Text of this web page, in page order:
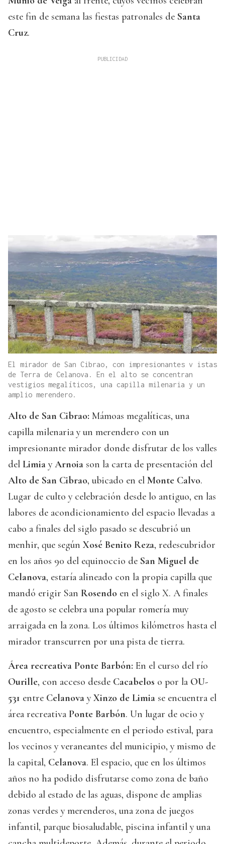
este fin de semana las fiestas patronales de Santa
Cruz.
El mirador de San Cibrao, con impresionantes v istas
de Terra de Celanova. En el alto se concentran
vestigios megalíticos, una capilla milenaria y un
amplio merendero.
Alto de San Cibrao: Mámoas megalíticas, una
capilla milenaria y un merendero con un
impresionante mirador donde disfrutar de los valles
del Limia yArnoia son la carta de presentación del
Alto de San Cibrao, ubicado en el Monte Calvo.
Lugar de culto y celebración desde lo antiguo, en las
labores de acondicionamiento del espacio llevadas a
cabo a finales del siglo pasado se descubrió un
menhir, que según Xosé Benito Reza, redescubridor
en los años 90 del equinoccio de San Miguel de
Celanova, estaría alineado con la propia capilla que
mandó erigir San Rosendo en el siglo X. A finales
de agosto se celebra una popular romería muy
arraigada en la zona. Los últimos kilómetros hasta el
mirador transcurren por una pista de tierra.
Área recreativa Ponte Barbón: En el curso del río
Ourille, con acceso desde Cacabelos o por la OU-
531 entre Celanova yXinzo de Limia se encuentra el
área recreativa Ponte Barbón. Un lugar de ocio y
encuentro, especialmente en el periodo estival, para
los vecinos y veraneantes del municipio, y mismo de
la capital, Celanova. El espacio, que en los últimos
años no ha podido disfrutarse como zona de baño
debido al estado de las aguas, dispone de amplias
zonas verdes y merenderos, una zona de juegos
infantil, parque biosaludable, piscina infantil y una